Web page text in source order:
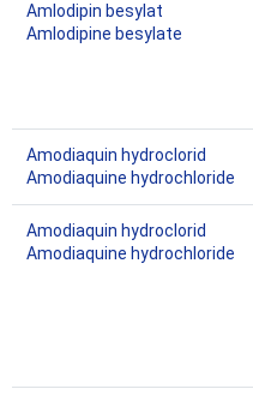
Amlodipin besylat
Amlodipine besylate
Amodiaquin hydroclorid
Amodiaquine hydrochloride
Amodiaquin hydroclorid
Amodiaquine hydrochloride